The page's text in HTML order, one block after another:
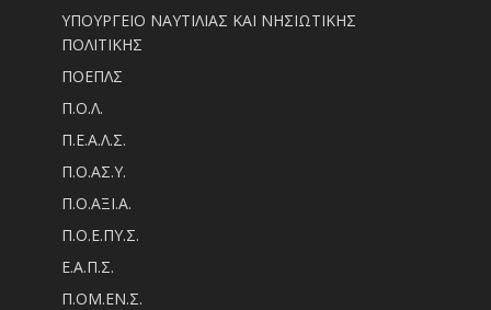
ΥΠΟΥΡΓΕΙΟ ΝΑΥΤΙΛΙΑΣ ΚΑΙ ΝΗΣΙΩΤΙΚΗΣ
ΠΟΛΙΤΙΚΗΣ
ΠΟΕΠΛΣ
Π.Ο.Λ.
Π.Ε.Α.Λ.Σ.
Π.Ο.ΑΣ.Υ.
Π.Ο.ΑΞΙ.Α.
Π.Ο.Ε.ΠΥ.Σ.
Ε.Α.Π.Σ.
Π.ΟM.EN.Σ.